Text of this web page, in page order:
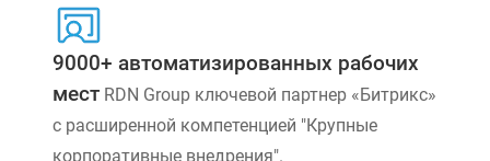
9000+ автоматизированных рабочих
мест RDN Group ключевой партнер «Битрикс»
с расширенной компетенцией "Крупные
корпоративные внедрения".